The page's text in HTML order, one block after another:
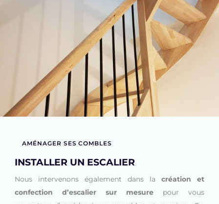
AMÉNAGER SES COMBLES
INSTALLER UN ESCALIER
Nous intervenons également dans la création et
confection d’escalier sur mesure pour vous